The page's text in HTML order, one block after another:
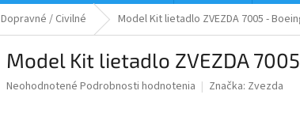
Dopravné / Civilné Model Kit lietadlo ZVEZDA 7005 -
Model Kit lietadlo ZVEZDA
Priemerné
Neohodnotené Podrobnosti hodnotenia Značka: Zvezda